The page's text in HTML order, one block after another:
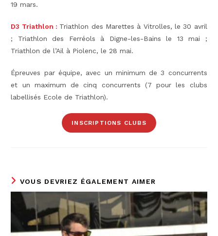
19 mars.
D3 Triathlon : Triathlon des Marettes à Vitrolles, le 30 avril
; Triathlon des Ferréols à Digne-les-Bains le 13 mai ;
Triathlon de l’Ail à Piolenc, le 28 mai.
Épreuves par équipe, avec un minimum de 3 concurrents
et un maximum de cinq concurrents (7 pour les clubs
labellisés Ecole de Triathlon).
INSCRIPTIONS CLUBS
VOUS DEVRIEZ ÉGALEMENT AIMER